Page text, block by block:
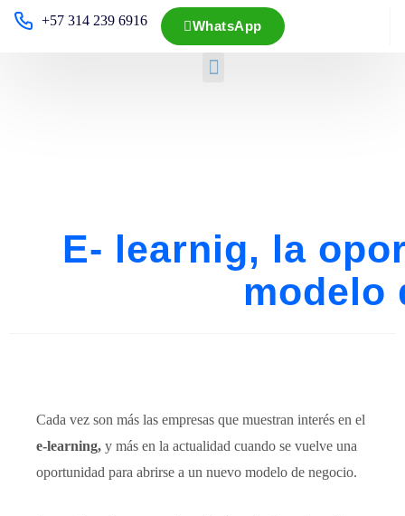
+57 314 239 6916 WhatsApp
E- learnig, la
modelo
Cada vez son más las empresas que muestran interés en el
e-learning, y más en la actualidad cuando se vuelve una
oportunidad para abrirse a un nuevo modelo de negocio.